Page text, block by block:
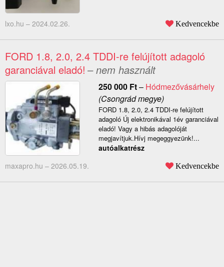
lxo.hu – 2024.02.26. Kedvencekbe
FORD 1.8, 2.0, 2.4 TDDI-re felújított adagoló
garanciával eladó! – nem használt
250 000 Ft– Hódmezővásárhely
(Csongrád megye)
FORD 1.8, 2.0, 2.4 TDDI-re felújított
adagoló Új elektronikával 1év garanciával
eladó! Vagy a hibás adagolóját
megjavítjuk.Hívj megeggyezünk!...
autóalkatrész
maxapro.hu – 2026.05.19. Kedvencekbe